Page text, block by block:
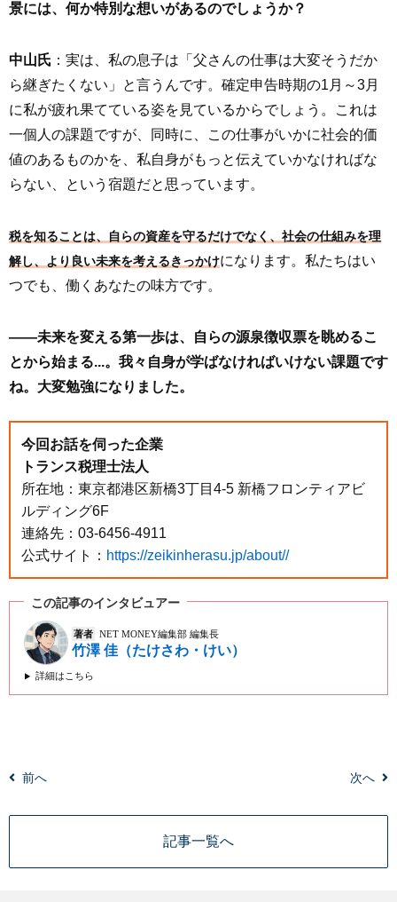
景には、何か特別な想いがあるのでしょうか？
中山氏 ：実は、私の息子は「父さんの仕事は大変そうだか
ら継ぎたくない」と言うんです。確定申告時期の1月～3月
に私が疲れ果てている姿を見ているからでしょう。これは
一個人の課題ですが、同時に、この仕事がいかに社会的価
値のあるものかを、私自身がもっと伝えていかなければな
らない、という宿題だと思っています。
税を知ることは、自らの資産を守るだけでなく、社会の仕組みを理
解し、より良い未来を考えるきっかけになります。私たちはい
つでも、働くあなたの味方です。
――未来を変える第一歩は、自らの源泉徴収票を眺めるこ
とから始まる...。我々自身が学ばなければいけない課題です
ね。大変勉強になりました。
今回お話を伺った企業
トランス税理士法人
所在地：東京都港区新橋3丁目4-5 新橋フロンティアビ
ルディング6F
連絡先：03-6456-4911
公式サイト： https://zeikinherasu.jp/about//
この記事のインタビュアー
著者 NET MONEY編集部 編集長
竹澤 佳（たけさわ・けい）
詳細はこちら
前へ 次へ
記事一覧へ